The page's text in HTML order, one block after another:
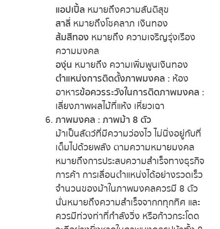
แอปเปิ้ล หมายถึงความสันติสุข
สาลี่ หมายถึงโชคลาภ เงินทอง
ส้มสีทอง หมายถึง ความเจริญรุ่งเรือง
ความมงคล
องุ่น หมายถึง ความเพิ่มพูนเงินทอง
ตำแหน่งการติดตั้งภาพมงคล : ห้อง
อาหารข้อควรระวังในการติดภาพมงคล :
เลี่ยงภาพผลไม้ที่แห้ง เหี่ยวเฉา
ภาพมงคล : ภาพม้า 8 ตัว
ม้าเป็นสัตว์ที่มีความว่องไว ไม่นิ่งอยู่กับที่
เต็มไปด้วยพลัง ตามความหมายมงคล
หมายถึงการประสบความสำเร็จทางธุรกิจ
การค้า การเลื่อนตำแหน่งได้อย่างรวดเร็ว
จำนวนของม้าในภาพมงคลควรมี 8 ตัว
นั่นหมายถึงความสำเร็จจากกทุกทิศ และ
ควรมีท่วงท่าที่กำลังวิ่ง หรือก้าวกระโดด